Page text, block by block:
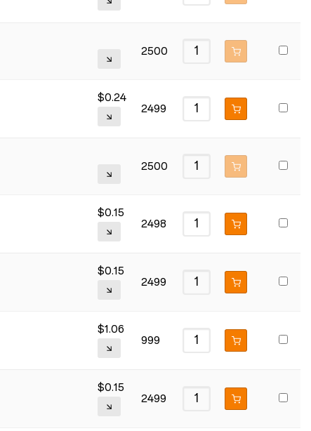
2500
$0.24
2499
2500
$0.15
2498
$0.15
2499
$1.06
999
$0.15
2499